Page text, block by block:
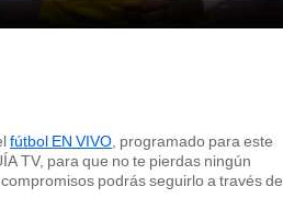
fútbol EN VIVO , programado para este
TV, para que no te pierdas ningún
podrás seguirlo a través de